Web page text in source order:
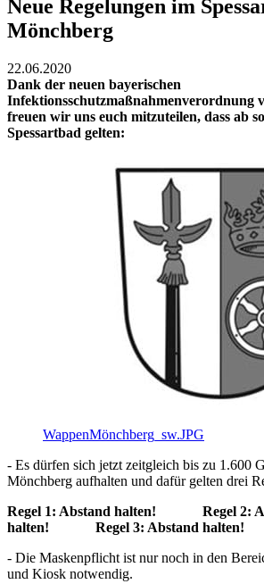
Neue Regelungen im
Mönchberg
22.06.2020
Dank der neuen bayerischen
Infektionsschutzmaßnahmenverordnung
freuen wir uns euch mitzuteilen, dass ab
Spessartbad gelten:
WappenMönchberg_sw.JPG
- Es dürfen sich jetzt zeitgleich bis zu 1.600
Mönchberg aufhalten und dafür gelten drei
Regel 1: Abstand halten! Regel 2:
halten! Regel 3: Abstand halten!
- Die Maskenpflicht ist nur noch in den
und Kiosk notwendig.